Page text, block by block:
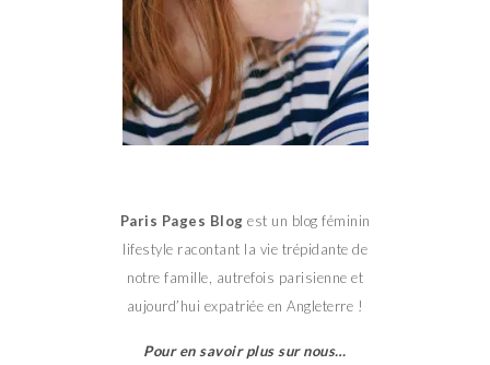
Paris Pages Blog est un blog féminin
lifestyle racontant la vie trépidante de
notre famille, autrefois parisienne et
aujourd’hui expatriée en Angleterre !
Pour en savoir plus sur nous…